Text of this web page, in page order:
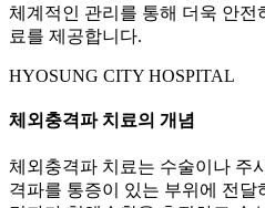
체계적인 관리 를 통해 더욱 안전
료를 제공합니다.
HYOSUNG CITY HOSPITAL
체외충격파 치료의 개념
체외충격파 치료는 수술이나 주
격파를 통증이 있는 부위에 전